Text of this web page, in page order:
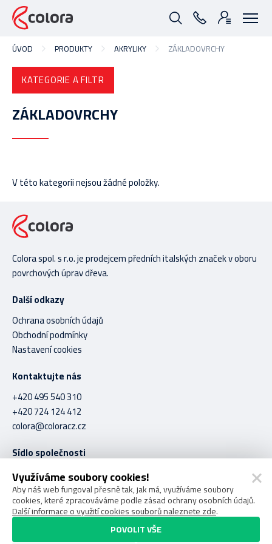
ÚVOD PRODUKTY AKRYLIKY ZÁKLADOVRCHY
KATEGORIE A FILTR
ZÁKLADOVRCHY
V této kategorii nejsou žádné položky.
Colora spol. s r.o. je prodejcem předních italských značek v oboru
povrchových úprav dřeva.
Další odkazy
Ochrana osobních údajů
Obchodní podmínky
Nastavení cookies
Kontaktujte nás
+420 495 540 310
+420 724 124 412
colora@coloracz.cz
Sídlo společnosti
C O L O R A spol. s r.o.
Stavební 1056
Hradec Králové 500 03
COLORA spol. s r.o. © 2026
Využíváme soubory cookies!
Aby náš web fungoval přesně tak, jak má, využíváme soubory
cookies, které zpracováváme podle zásad ochrany osobních údajů.
Další informace o využití cookies souborů naleznete zde.
POVOLIT VŠE